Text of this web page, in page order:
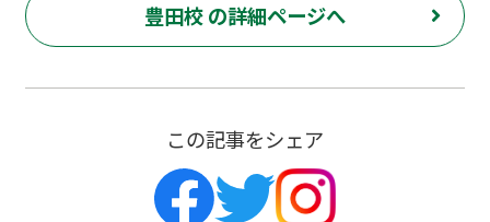
豊田校 の詳細ページへ
この記事をシェア